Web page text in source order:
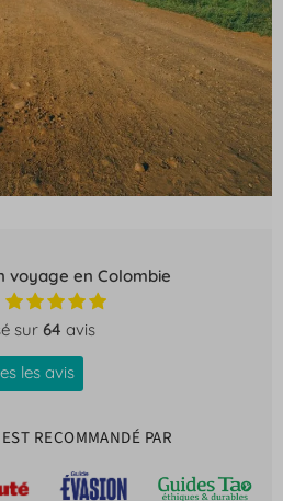
voyage en Colombie
sur 64 avis
les avis
RECOMMANDÉ PAR